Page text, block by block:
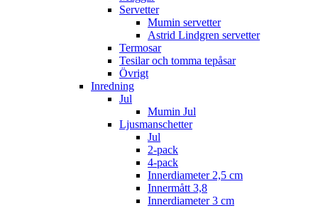
Servetter
Mumin servetter
Astrid Lindgren servetter
Termosar
Tesilar och tomma tepåsar
Övrigt
Inredning
Jul
Mumin Jul
Ljusmanschetter
Jul
2-pack
4-pack
Innerdiameter 2,5 cm
Innermått 3,8
Innerdiameter 3 cm